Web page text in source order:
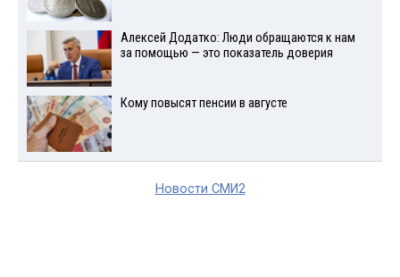
Алексей Додатко: Люди обращаются к нам
за помощью — это показатель доверия
Кому повысят пенсии в августе
Новости СМИ2